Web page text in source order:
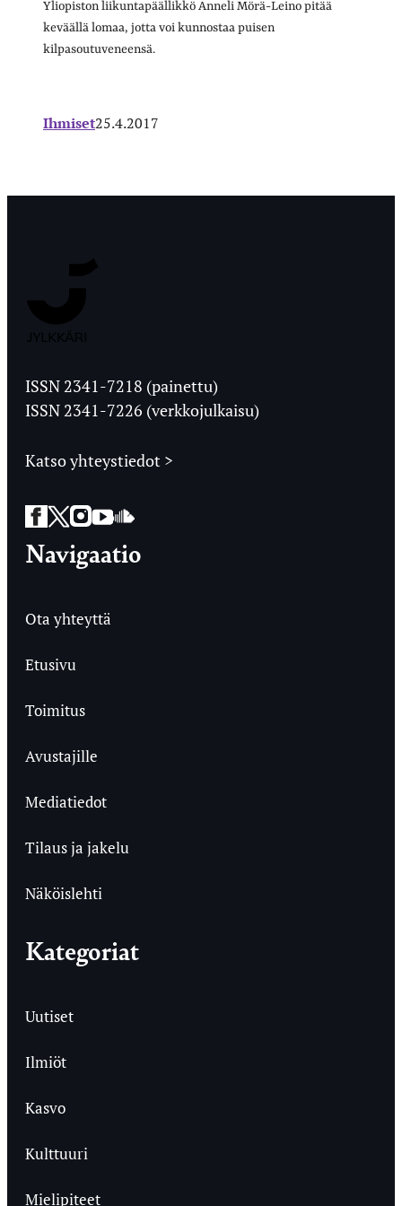
Yliopiston liikuntapäällikkö Anneli Mörä-Leino pitää
keväällä lomaa, jotta voi kunnostaa puisen
kilpasoutuveneensä.
Ihmiset25.4.2017
Ylioppilaslehti
ISSN 2341-7218 (painettu)
ISSN 2341-7226 (verkkojulkaisu)
Katso yhteystiedot >
Facebook
Twitter
Instagram
YouTube
SoundCloud
Navigaatio
Ota yhteyttä
Etusivu
Toimitus
Avustajille
Mediatiedot
Tilaus ja jakelu
Näköislehti
Kategoriat
Uutiset
Ilmiöt
Kasvo
Kulttuuri
Mielipiteet